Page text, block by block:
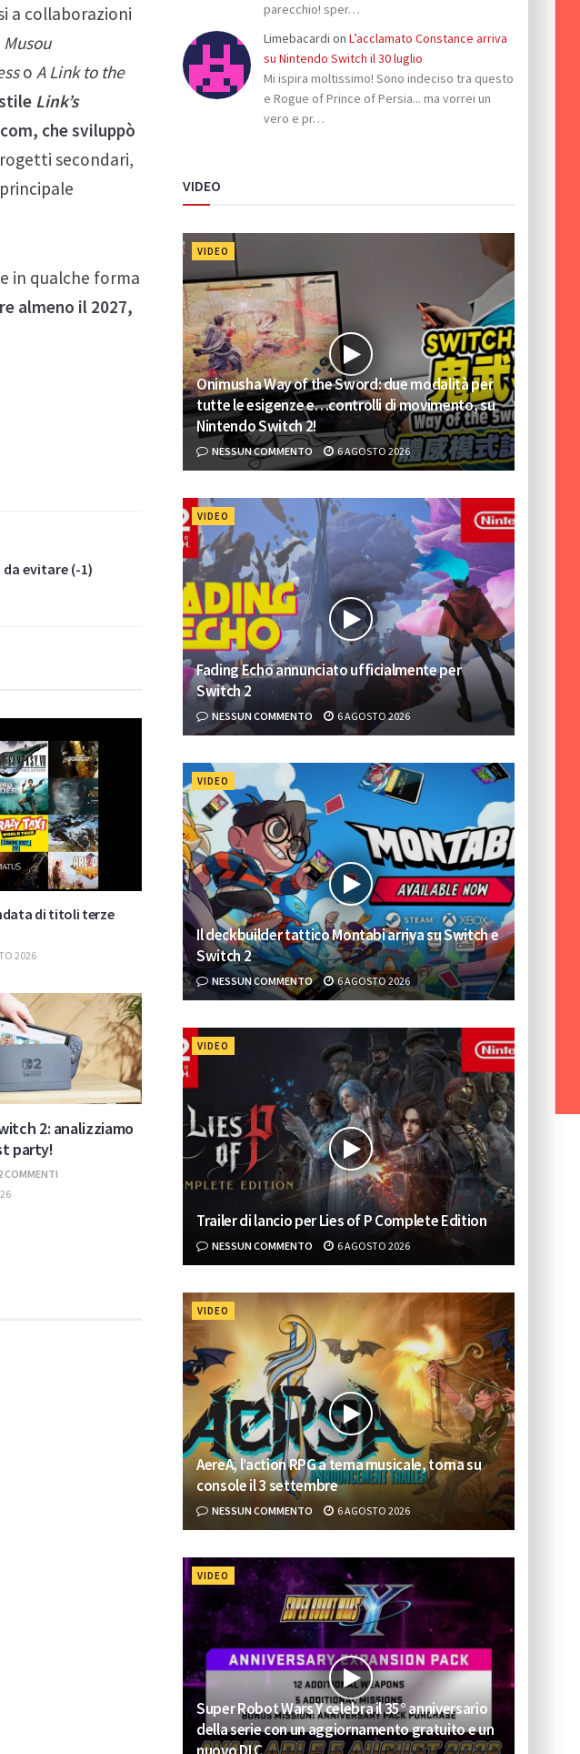
a collaborazioni
Musou
o A Link to the
Link’s
che sviluppò
secondari,
in qualche forma
almeno il 2027,
evitare (-1)
di titoli terze
2026
2: analizziamo
party!
COMMENTI
parecchio! sper…
Limebacardi on L’acclamato Constance arriva
su Nintendo Switch il 30 luglio
Mi ispira moltissimo! Sono indeciso tra questo
e Rogue of Prince of Persia... ma vorrei un
vero e pr…
VIDEO
VIDEO
Onimusha Way of the Sword: due modalità per
tutte le esigenze e…controlli di movimento, su
Nintendo Switch 2!
NESSUN COMMENTO 6 AGOSTO 2026
VIDEO
Fading Echo annunciato ufficialmente per
Switch 2
NESSUN COMMENTO 6 AGOSTO 2026
VIDEO
Il deckbuilder tattico Montabi arriva su Switch e
Switch 2
NESSUN COMMENTO 6 AGOSTO 2026
VIDEO
Trailer di lancio per Lies of P Complete Edition
NESSUN COMMENTO 6 AGOSTO 2026
VIDEO
AereA, l’action RPG a tema musicale, torna su
console il 3 settembre
NESSUN COMMENTO 6 AGOSTO 2026
VIDEO
Super Robot Wars Y celebra il 35° anniversario
della serie con un aggiornamento gratuito e un